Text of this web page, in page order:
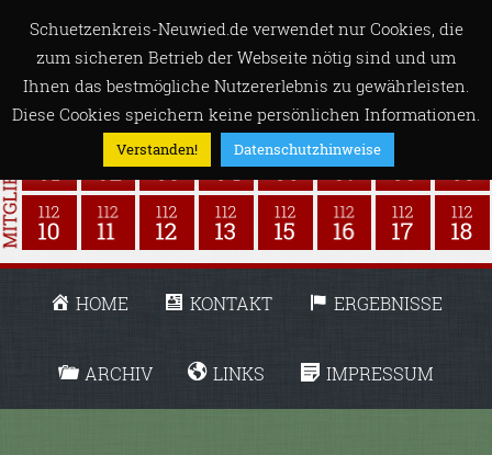
HOME KONTAKT ERGEBNISSE
ARCHIV LINKS IMPRESSUM
Schuetzenkreis-Neuwied.de verwendet nur Cookies, die
zum sicheren Betrieb der Webseite nötig sind und um
Ihnen das bestmögliche Nutzererlebnis zu gewährleisten.
Diese Cookies speichern keine persönlichen Informationen.
Verstanden! Datenschutzhinweise